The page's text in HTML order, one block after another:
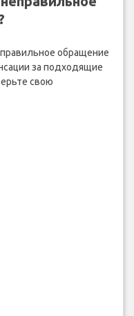
обращение
за подходящие
свою